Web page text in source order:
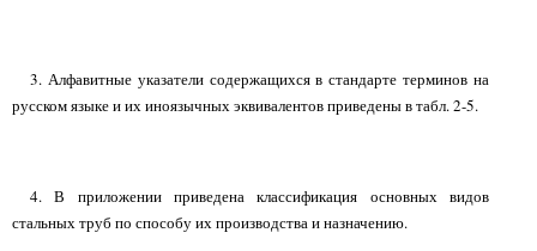
3. Алфавитные указатели содержащихся в стандарте терминов на
русском языке и их иноязычных эквивалентов приведены в табл. 2-5.
4. В приложении приведена классификация основных видов
стальных труб по способу их производства и назначению.